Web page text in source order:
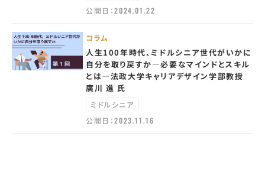
公開日：2024.01.22
コラム
人生100年時代、ミドルシニア世代がいかに
自分を取り戻すか—必要なマインドとスキル
とは—法政大学キャリアデザイン学部教授
廣川 進 氏
ミドルシニア
公開日：2023.11.16